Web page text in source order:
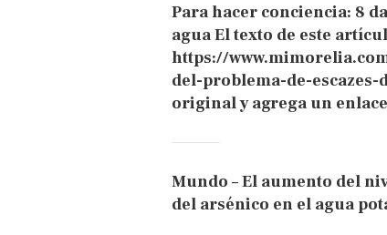
Para hacer conciencia: 8
agua El texto de este
https://
del-problema-de-escazes-
original y agrega un
Mundo – El aumento del
del arsénico en el agua